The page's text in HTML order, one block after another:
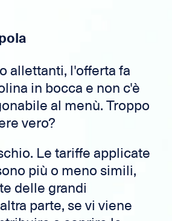
allettanti, l'offerta fa
in bocca e non c'è
al menù. Troppo
vero?
Le tariffe applicate
più o meno simili,
delle grandi
parte, se vi viene